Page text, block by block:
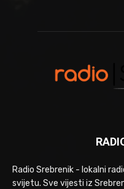
Radio Srebrenik - lokalni
svijetu. Sve vijesti iz